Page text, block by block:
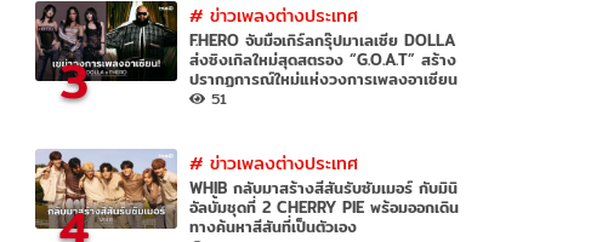
3
# ข่าวเพลงต่างประเทศ
F.HERO จับมือเกิร์ลกรุ๊ปมาเลเซีย DOLLA
ส่งซิงเกิลใหม่สุดสตรอง “G.O.A.T” สร้าง
ปรากฏการณ์ใหม่แห่งวงการเพลงอาเซียน
51
# ข่าวเพลงต่างประเทศ
WHIB กลับมาสร้างสีสันรับซัมเมอร์ กับมินิ
อัลบั้มชุดที่ 2 CHERRY PIE พร้อมออกเดิน
ทางค้นหาสีสันที่เป็นตัวเอง